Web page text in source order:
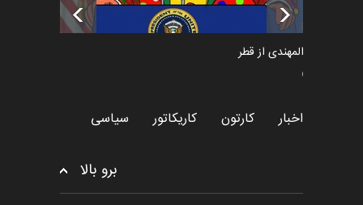
اخبار 6 ماه قبل
سعد المهندی از قطر
سیاسی
اخبار کارتون کاریکاتور سیاسی
برو بالا